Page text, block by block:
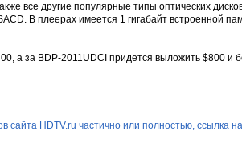
все другие популярные типы оптических
В плеерах имеется 1 гигабайт встроенной
а за BDP-2011UDCI придется выложить $800 и
сайта HDTV.ru частично или полностью, ссылка